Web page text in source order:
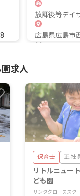
放課後等デイ
広島県広島市
11
求人
保育士 正社員
リトルニュー
ども園
サンタクローススク